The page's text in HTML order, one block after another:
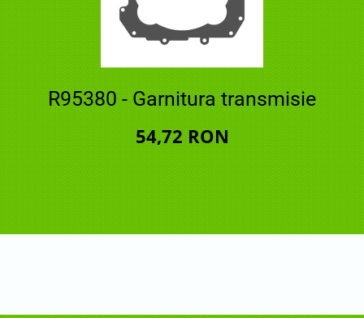
R95380 - Garnitura transmisie
54,72 RON